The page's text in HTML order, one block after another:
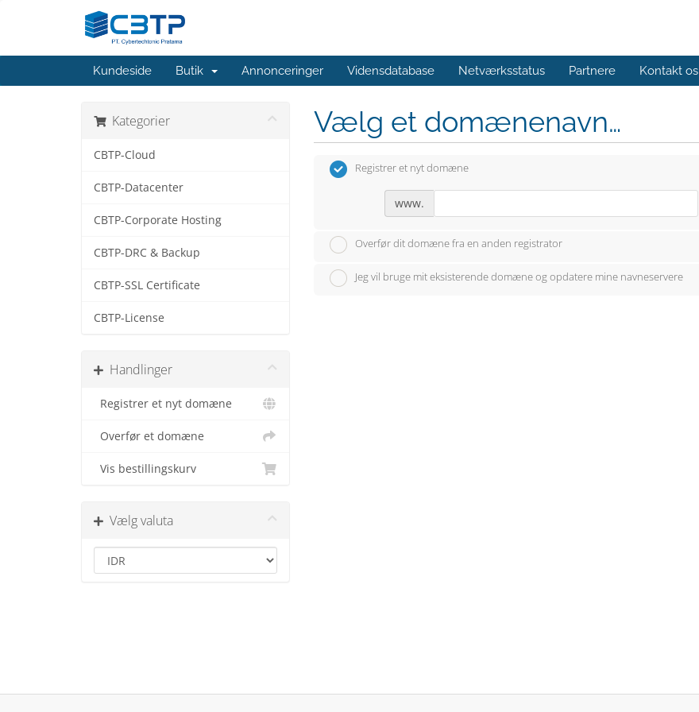
Kundeside Butik Annonceringer Vidensdatabase Netværksstatus Partnere Kontakt os
Kategorier
CBTP-Cloud
CBTP-Datacenter
CBTP-Corporate Hosting
CBTP-DRC & Backup
CBTP-SSL Certificate
CBTP-License
Handlinger
Registrer et nyt domæne
Overfør et domæne
Vis bestillingskurv
Vælg valuta
Vælg et domænenavn…
Registrer et nyt domæne
www.
Overfør dit domæne fra en anden registrator
Jeg vil bruge mit eksisterende domæne og opdatere mine navneservere